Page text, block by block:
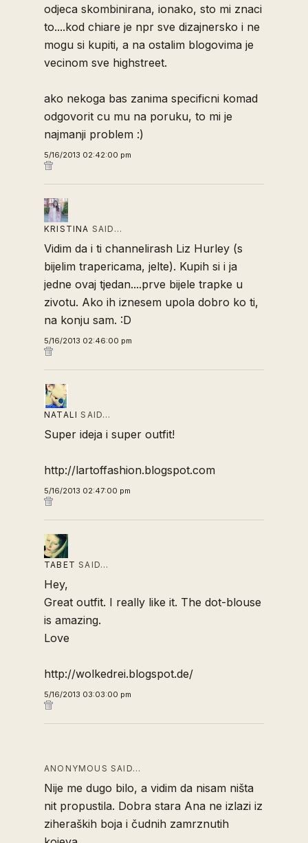
odjeca skombinirana, ionako, sto mi znaci
to....kod chiare je npr sve dizajnersko i ne
mogu si kupiti, a na ostalim blogovima je
vecinom sve highstreet.
ako nekoga bas zanima specificni komad
odgovorit cu mu na poruku, to mi je
najmanji problem :)
5/16/2013 02:42:00 pm
KRISTINA SAID…
Vidim da i ti channelirash Liz Hurley (s
bijelim trapericama, jelte). Kupih si i ja
jedne ovaj tjedan....prve bijele trapke u
zivotu. Ako ih iznesem upola dobro ko ti,
na konju sam. :D
5/16/2013 02:46:00 pm
NATALI SAID…
Super ideja i super outfit!
http://lartoffashion.blogspot.com
5/16/2013 02:47:00 pm
TABET SAID…
Hey,
Great outfit. I really like it. The dot-blouse
is amazing.
Love
http://wolkedrei.blogspot.de/
5/16/2013 03:03:00 pm
ANONYMOUS SAID…
Nije me dugo bilo, a vidim da nisam ništa
nit propustila. Dobra stara Ana ne izlazi iz
ziheraških boja i čudnih zamrznutih